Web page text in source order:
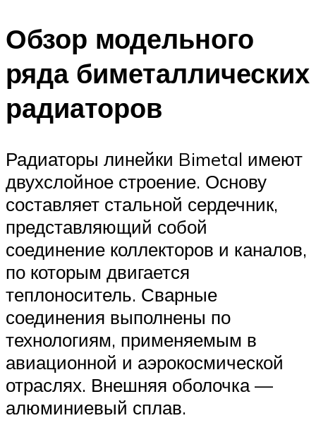
Обзор модельного
ряда биметаллических
радиаторов
Радиаторы линейки Bimetal имеют
двухслойное строение. Основу
составляет стальной сердечник,
представляющий собой
соединение коллекторов и каналов,
по которым двигается
теплоноситель. Сварные
соединения выполнены по
технологиям, применяемым в
авиационной и аэрокосмической
отраслях. Внешняя оболочка —
алюминиевый сплав.